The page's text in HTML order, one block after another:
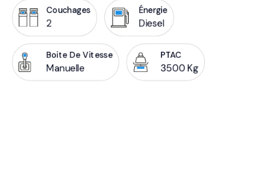
Couchages
2
Énergie
Diesel
Boite De Vitesse
Manuelle
PTAC
3500 Kg